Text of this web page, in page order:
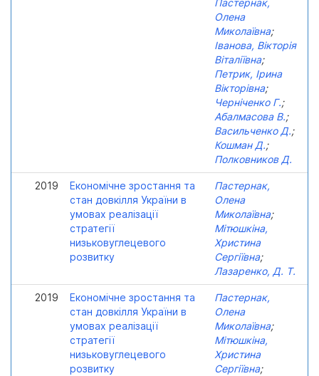
Пастернак,
Олена
Миколаївна;
Іванова, Вікторія
Віталіївна;
Петрик, Ірина
Вікторівна;
Черніченко Г.;
Абалмасова В.;
Васильченко Д.;
Кошман Д.;
Полковников Д.
2019
Економічне зростання та
стан довкілля України в
умовах реалізації
стратегії
низьковуглецевого
розвитку
Пастернак,
Олена
Миколаївна;
Мітюшкіна,
Христина
Сергіївна;
Лазаренко, Д. Т.
2019
Економічне зростання та
стан довкілля України в
умовах реалізації
стратегії
низьковуглецевого
розвитку
Пастернак,
Олена
Миколаївна;
Мітюшкіна,
Христина
Сергіївна;